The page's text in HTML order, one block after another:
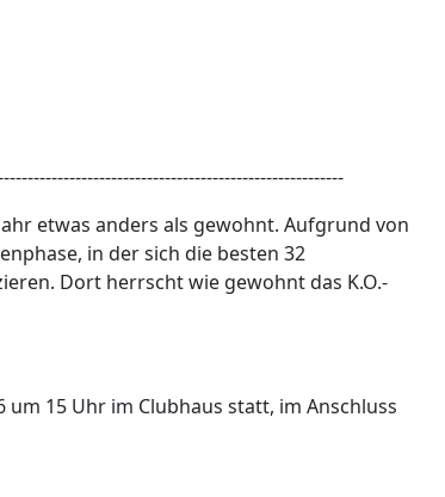
etwas anders als gewohnt. Aufgrund von
in der sich die besten 32
Dort herrscht wie gewohnt das K.O.-
15 Uhr im Clubhaus statt, im Anschluss